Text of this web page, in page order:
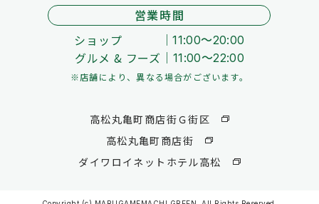
営業時間
ショップ
11:00～20:00
グルメ & フーズ 11:00～22:00
※店舗により、異なる場合がございます。
高松丸亀町商店街Ｇ街区
高松丸亀町商店街
ダイワロイネットホテル高松